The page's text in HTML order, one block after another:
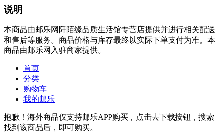
说明
本商品由邮乐网阡陌缘品质生活馆专营店提供并进行相关配送
和售后等服务。商品价格与库存最终以实际下单支付为准。本
商品由邮乐网入驻商家提供。
首页
分类
购物车
我的邮乐
抱歉！海外商品仅支持邮乐APP购买，点击去下载按钮，搜索
找到该商品后，即可购买。